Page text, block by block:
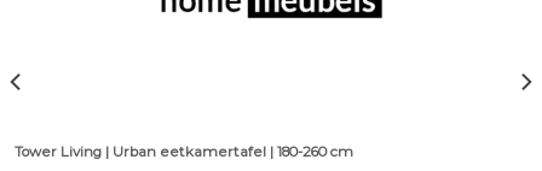
Tower Living | Urban eetkamertafel | 180-260 cm